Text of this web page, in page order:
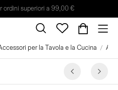
ordini superiori a 99,00 €
per la Tavola e la Cucina